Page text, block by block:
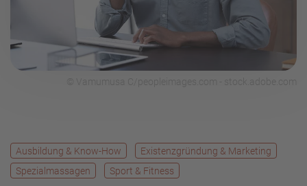
Ausbildung & Know-How
Existenzgründung & Marketing
Spezialmassagen
Sport & Fitness